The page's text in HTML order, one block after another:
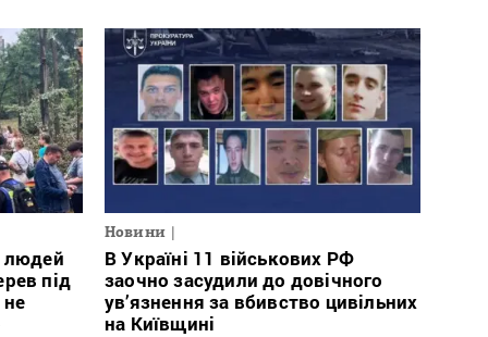
людей
під
Новини
В Україні 11 військових РФ
заочно засудили до довічного
ув’язнення за вбивство цивільних
на Київщині